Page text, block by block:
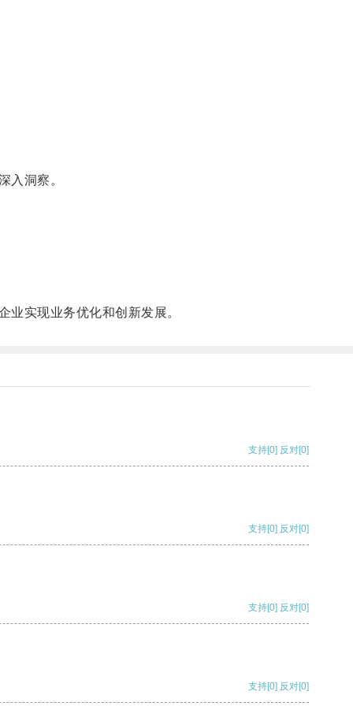
入洞察。
实现业务优化和创新发展。
支持[0] 反对[0]
支持[0] 反对[0]
支持[0] 反对[0]
支持[0] 反对[0]